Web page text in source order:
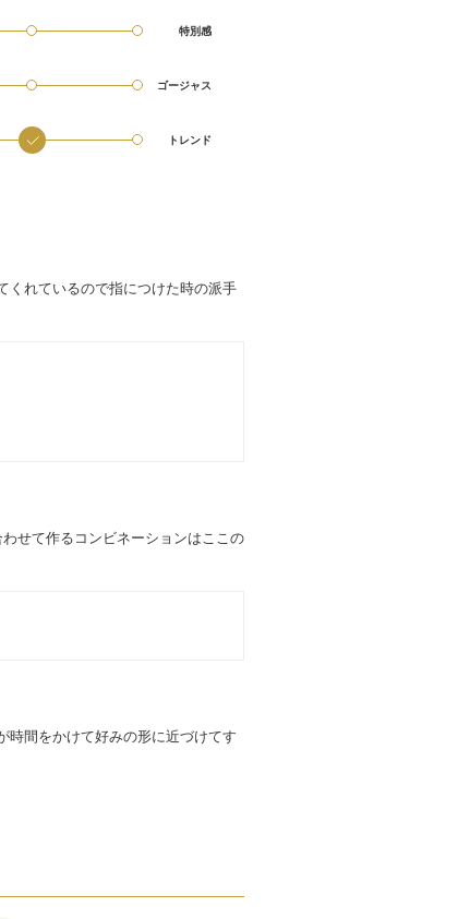
特別感
ゴージャス
トレンド
くれているので指につけた時の派手
せて作るコンビネーションはここの
時間をかけて好みの形に近づけてす